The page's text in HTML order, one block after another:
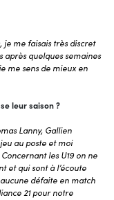
je me faisais très discret
après quelques semaines
me sens de mieux en
leur saison ?
Lanny, Gallien
au poste et moi
les U19 on ne
et qui sont à l’écoute
défaite en match
21 pour notre